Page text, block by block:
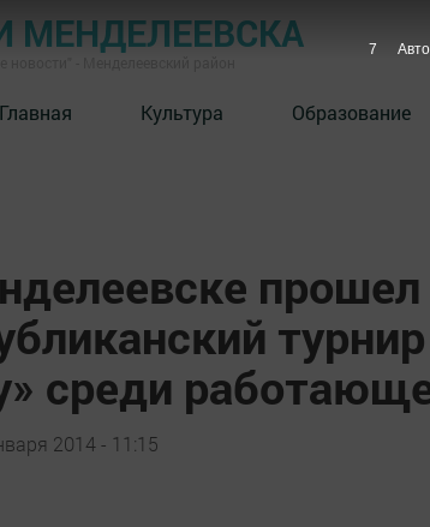
МЕНДЕЛЕЕВСКА
Главная Культура Образование
прошел
среди
2014 - 11:15
6